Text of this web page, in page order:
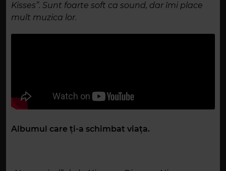
Kisses”. Sunt foarte soft ca sound, dar îmi place
mult muzica lor.
Albumul care ți-a schimbat viața.